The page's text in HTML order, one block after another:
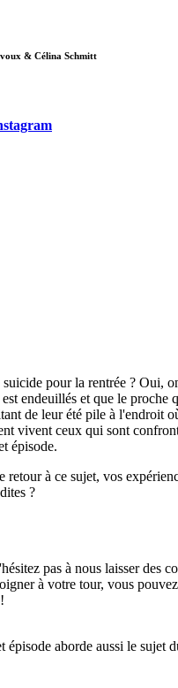
& Célina Schmitt
pour la rentrée ? Oui,
endeuillés et que le proche
de leur été pile à l'endroit
vivent ceux qui sont
épisode.
à ce sujet, vos
?
pas à nous laisser des
à votre tour, vous
aborde aussi le sujet